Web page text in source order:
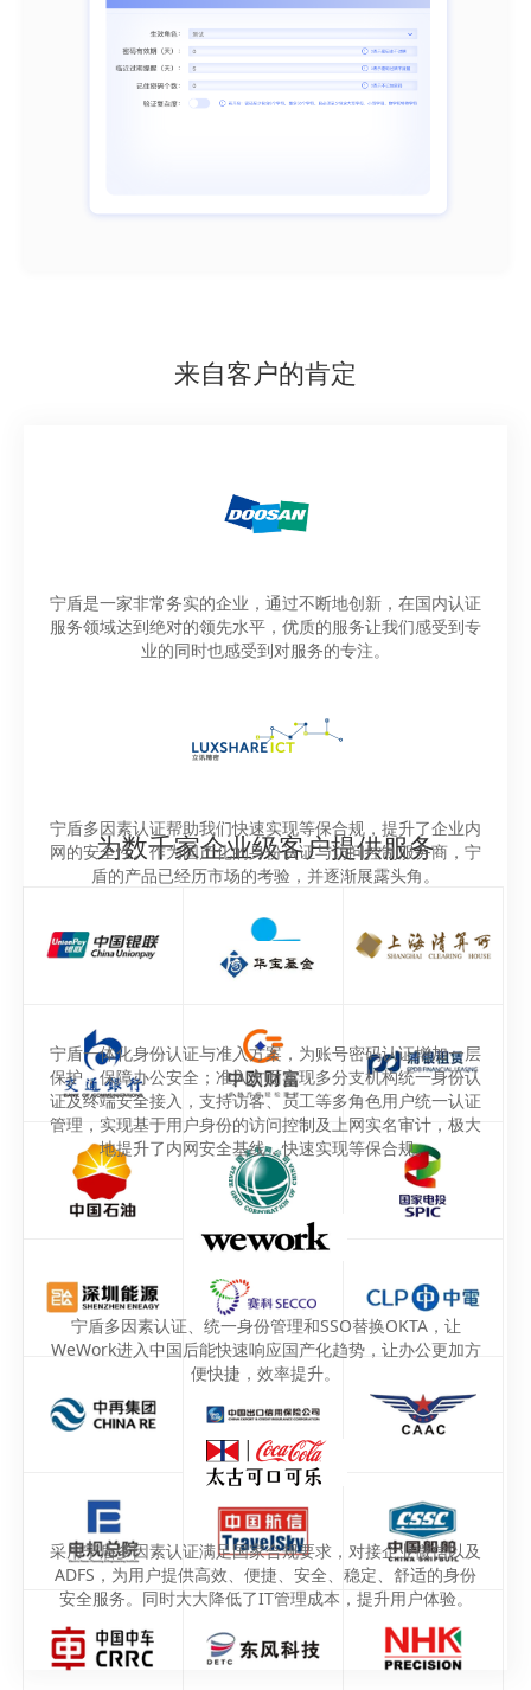
来自客户的肯定
宁盾是一家非常务实的企业，通过不断地创新，在国内认证
服务领域达到绝对的领先水平，优质的服务让我们感受到专
业的同时也感受到对服务的专注。
宁盾多因素认证帮助我们快速实现等保合规，提升了企业内
网的安全性。作为国产化的身份认证与访问控制服务商，宁
盾的产品已经历市场的考验，并逐渐展露头角。
宁盾一体化身份认证与准入方案，为账号密码认证增加一层
保护，保障办公安全；准入方面实现多分支机构统一身份认
证及终端安全接入，支持访客、员工等多角色用户统一认证
管理，实现基于用户身份的访问控制及上网实名审计，极大
地提升了内网安全基线，快速实现等保合规。
宁盾多因素认证、统一身份管理和SSO替换OKTA，让
WeWork进入中国后能快速响应国产化趋势，让办公更加方
便快捷，效率提升。
采用宁盾多因素认证满足国家合规要求，对接企业微信以及
ADFS，为用户提供高效、便捷、安全、稳定、舒适的身份
安全服务。同时大大降低了IT管理成本，提升用户体验。
为数千家企业级客户提供服务